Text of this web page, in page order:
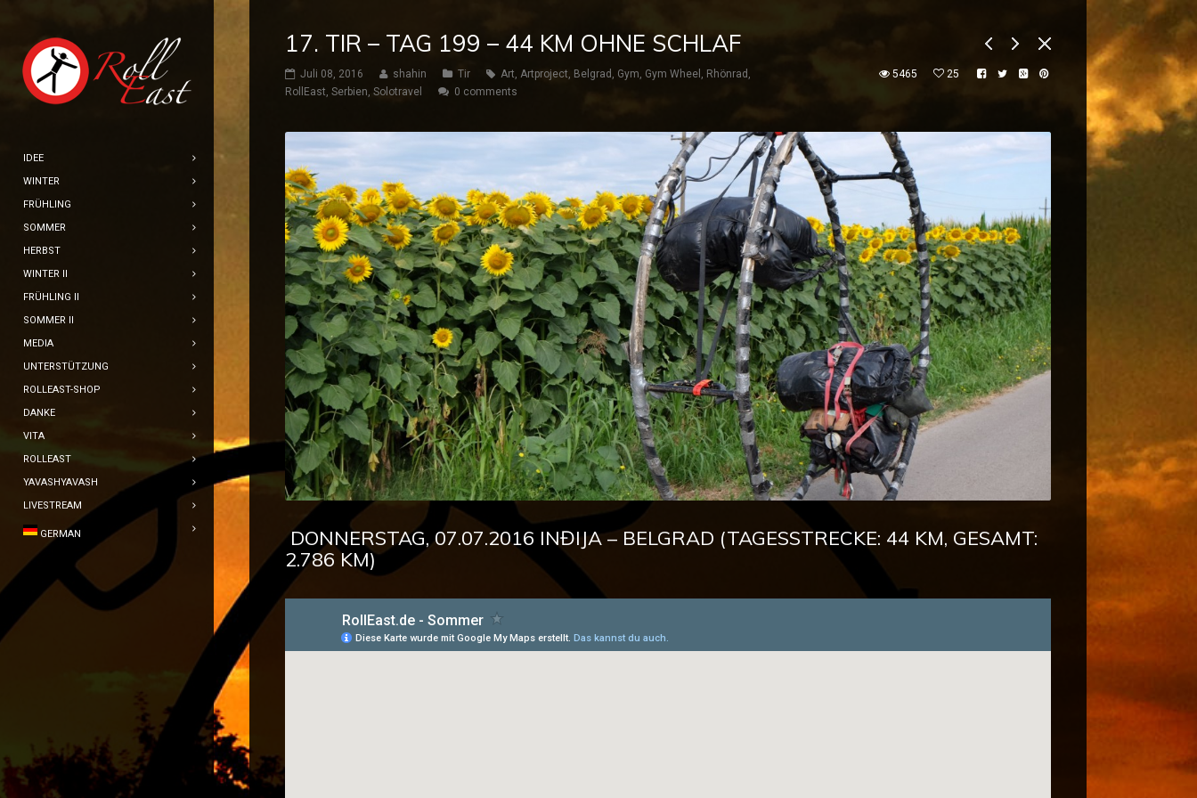
IDEE
WINTER
FRÜHLING
SOMMER
HERBST
WINTER II
FRÜHLING II
SOMMER II
MEDIA
UNTERSTÜTZUNG
ROLLEAST-SHOP
DANKE
VITA
ROLLEAST
YAVASHYAVASH
LIVESTREAM
GERMAN
17. TIR – TAG 199 – 44 KM OHNE SCHLAF
Juli 08, 2016 shahin Tir Art, Artproject, Belgrad , Gym, Gym Wheel , Rhönrad ,
RollEast, Serbien, Solotravel 0 comments
5465 25
DONNERSTAG, 07.07.2016 INĐIJA – BELGRAD (TAGESSTRECKE: 44 KM, GESAMT:
2.786 KM)